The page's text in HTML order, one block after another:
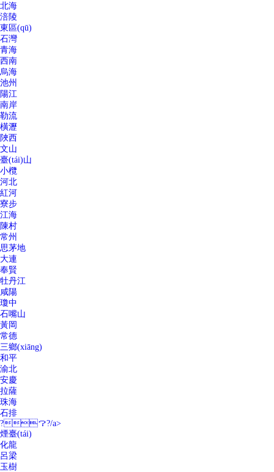
北海
涪陵
東區(qū)
石灣
青海
西南
烏海
池州
陽江
南岸
勒流
橫瀝
陜西
文山
臺(tái)山
小欖
河北
紅河
寮步
江海
陳村
常州
思茅地
大連
奉賢
牡丹江
咸陽
瓊中
石嘴山
黃岡
常德
三鄉(xiāng)
和平
渝北
安慶
拉薩
珠海
石排
?？?/a>
煙臺(tái)
化龍
呂梁
玉樹